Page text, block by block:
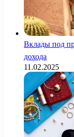
Вклады под
дохода
11.02.2025